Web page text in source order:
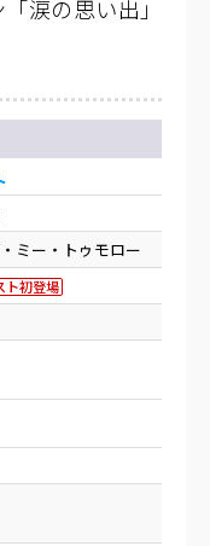
涙の思い出」
ミー・トゥモロー
ト初登場